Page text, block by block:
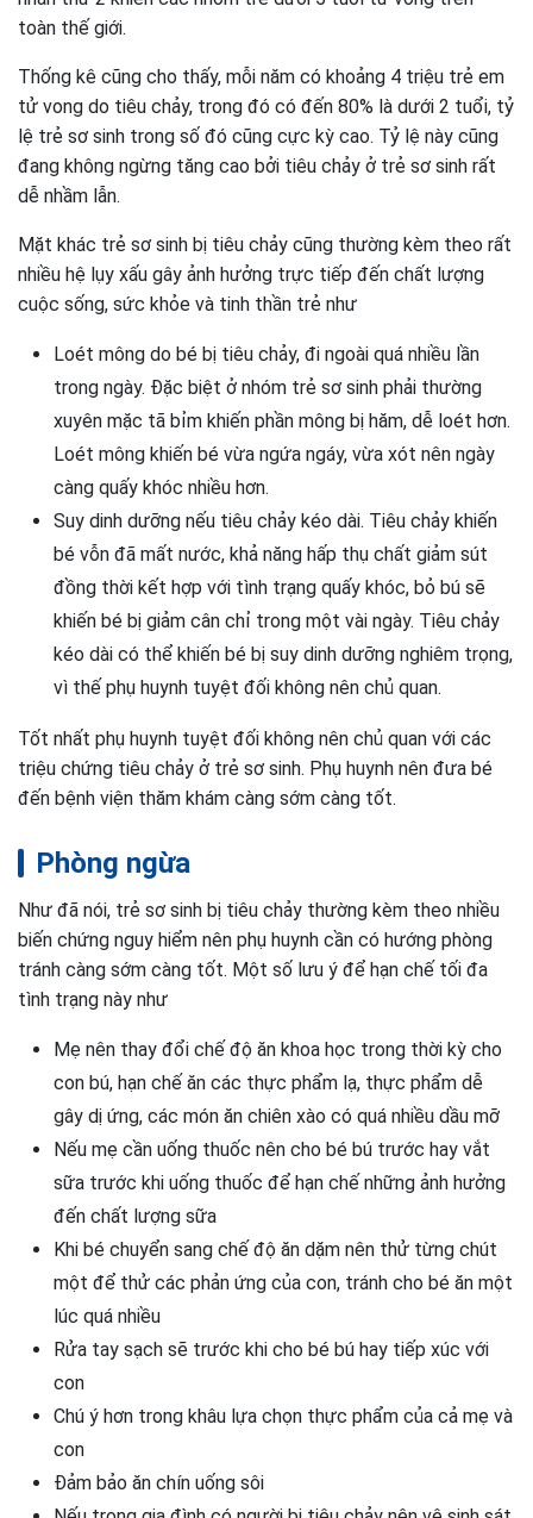
toàn thế giới.
Thống kê cũng cho thấy, mỗi năm có khoảng 4 triệu trẻ em
tử vong do tiêu chảy, trong đó có đến 80% là dưới 2 tuổi, tỷ
lệ trẻ sơ sinh trong số đó cũng cực kỳ cao. Tỷ lệ này cũng
đang không ngừng tăng cao bởi tiêu chảy ở trẻ sơ sinh rất
dễ nhầm lẫn.
Mặt khác trẻ sơ sinh bị tiêu chảy cũng thường kèm theo rất
nhiều hệ lụy xấu gây ảnh hưởng trực tiếp đến chất lượng
cuộc sống, sức khỏe và tinh thần trẻ như
Loét mông do bé bị tiêu chảy, đi ngoài quá nhiều lần
trong ngày. Đặc biệt ở nhóm trẻ sơ sinh phải thường
xuyên mặc tã bỉm khiến phần mông bị hăm, dễ loét hơn.
Loét mông khiến bé vừa ngứa ngáy, vừa xót nên ngày
càng quấy khóc nhiều hơn.
Suy dinh dưỡng nếu tiêu chảy kéo dài. Tiêu chảy khiến
bé vỗn đã mất nước, khả năng hấp thụ chất giảm sút
đồng thời kết hợp với tình trạng quấy khóc, bỏ bú sẽ
khiến bé bị giảm cân chỉ trong một vài ngày. Tiêu chảy
kéo dài có thể khiến bé bị suy dinh dưỡng nghiêm trọng,
vì thế phụ huynh tuyệt đối không nên chủ quan.
Tốt nhất phụ huynh tuyệt đối không nên chủ quan với các
triệu chứng tiêu chảy ở trẻ sơ sinh. Phụ huynh nên đưa bé
đến bệnh viện thăm khám càng sớm càng tốt.
Phòng ngừa
Như đã nói, trẻ sơ sinh bị tiêu chảy thường kèm theo nhiều
biến chứng nguy hiểm nên phụ huynh cần có hướng phòng
tránh càng sớm càng tốt. Một số lưu ý để hạn chế tối đa
tình trạng này như
Mẹ nên thay đổi chế độ ăn khoa học trong thời kỳ cho
con bú, hạn chế ăn các thực phẩm lạ, thực phẩm dễ
gây dị ứng, các món ăn chiên xào có quá nhiều dầu mỡ
Nếu mẹ cần uống thuốc nên cho bé bú trước hay vắt
sữa trước khi uống thuốc để hạn chế những ảnh hưởng
đến chất lượng sữa
Khi bé chuyển sang chế độ ăn dặm nên thử từng chút
một để thử các phản ứng của con, tránh cho bé ăn một
lúc quá nhiều
Rửa tay sạch sẽ trước khi cho bé bú hay tiếp xúc với
con
Chú ý hơn trong khâu lựa chọn thực phẩm của cả mẹ và
con
Đảm bảo ăn chín uống sôi